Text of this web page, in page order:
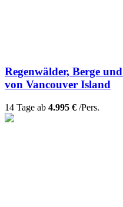
Regenwälder, Berge
von Vancouver Island
14 Tage ab 4.995 € /Pers.